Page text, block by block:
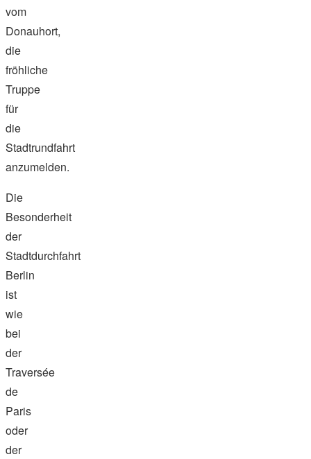
vom
Donauhort,
die
fröhliche
Truppe
für
die
Stadtrundfahrt
anzumelden.
Die
Besonderheit
der
Stadtdurchfahrt
Berlin
ist
wie
bei
der
Traversée
de
Paris
oder
der